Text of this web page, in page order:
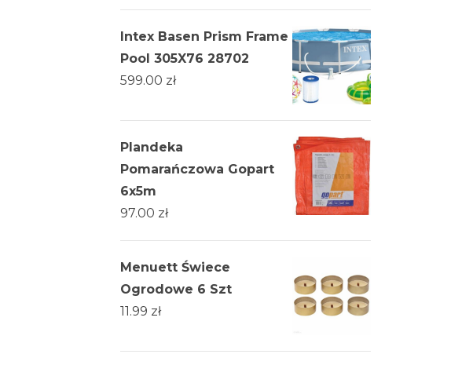
Intex Basen Prism Frame
Pool 305X76 28702
599.00 zł
Plandeka
Pomarańczowa Gopart
6x5m
97.00 zł
Menuett Świece
Ogrodowe 6 Szt
11.99 zł